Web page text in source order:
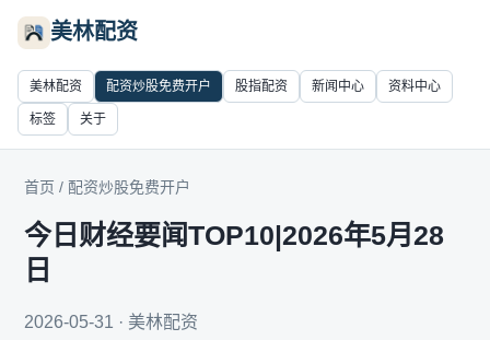
美林配资
美林配资 配资炒股免费开户 股指配资 新闻中心 资料中心
标签 关于
首页 / 配资炒股免费开户
今日财经要闻TOP10|2026年5月28
日
2026-05-31 · 美林配资